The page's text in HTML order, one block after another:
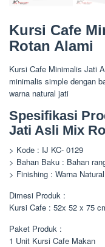
Kursi Cafe
Rotan Alami
Kursi Cafe Minimalis Jati
minimalis simple dengan
warna natural jati
Spesifikasi
Jati Asli Mix
> Kode : IJ KC- 0129
> Bahan Baku : Bahan
> Finishing : Warna
Dimesi Produk :
Kursi Cafe : 52x 52 x 75
Paket Produk :
1 Unit Kursi Cafe Makan